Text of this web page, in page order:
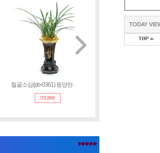
TODAY
철골소심(pb-0361) 동양란 동양
\72,000